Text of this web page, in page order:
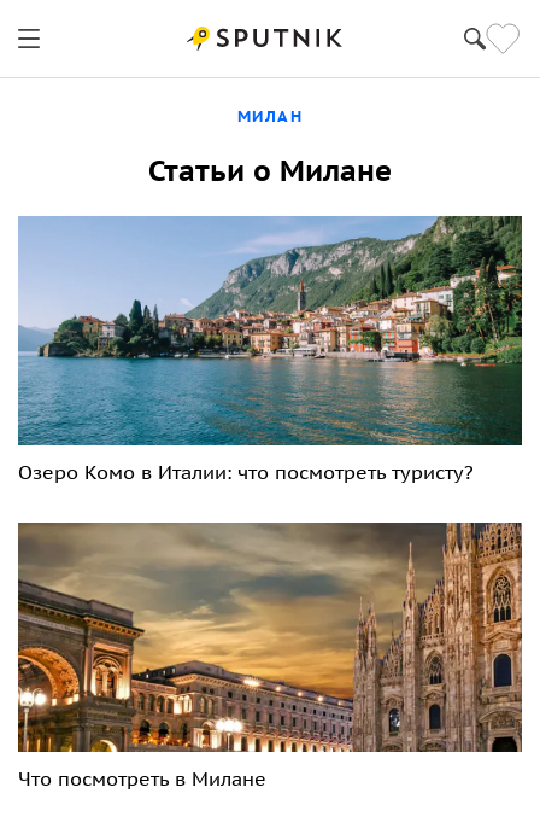
МИЛАН
Статьи о Милане
Озеро Комо в Италии: что посмотреть туристу?
Что посмотреть в Милане